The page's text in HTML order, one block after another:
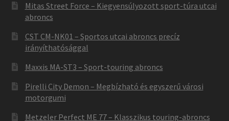
Mitas Street Force – Kiegyensúlyozott sport-túra utcai
abroncs
CST CM-NK01 – Sportos utcai abroncs precíz
irányíthatósággal
Maxxis MA-ST3 – Sport-touring abroncs
Pirelli City Demon – Megbízható és egyszerű városi
motorgumi
Metzeler Perfect ME 77 – Klasszikus touring-abroncs